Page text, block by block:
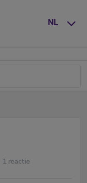
NL
1 reactie